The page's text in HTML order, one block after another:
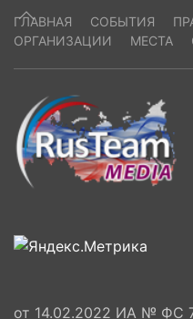
ГЛАВНАЯ СОБЫТИЯ
ОРГАНИЗАЦИИ
МЕСТА
от 14.02.2022 ИА № ФС